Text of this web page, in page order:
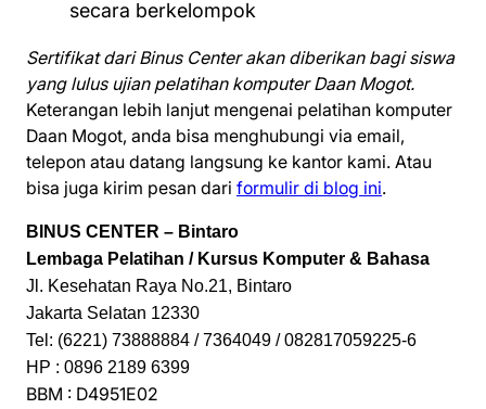
secara berkelompok
Sertifikat dari Binus Center akan diberikan bagi siswa
yang lulus ujian pelatihan komputer Daan Mogot.
Keterangan lebih lanjut mengenai pelatihan komputer
Daan Mogot, anda bisa menghubungi via email,
telepon atau datang langsung ke kantor kami. Atau
bisa juga kirim pesan dari formulir di blog ini.
BINUS CENTER – Bintaro
Lembaga Pelatihan / Kursus Komputer & Bahasa
Jl. Kesehatan Raya No.21, Bintaro
Jakarta Selatan 12330
Tel: (6221) 73888884 / 7364049 / 082817059225-6
HP : 0896 2189 6399
BBM : D4951E02